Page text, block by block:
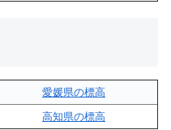
愛媛県の標高
高知県の標高